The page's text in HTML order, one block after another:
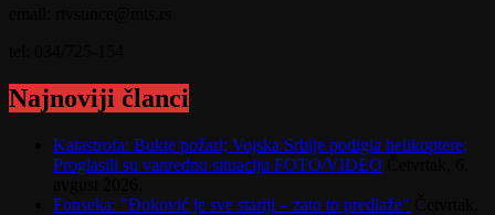
Najnoviji članci
Katastrofa: Bukte požari; Vojska Srbije podigla helikoptere;
Proglasili su vanrednu situaciju FOTO/VIDEO
Fonseka: "Đoković je sve stariji – zato to predlaže"